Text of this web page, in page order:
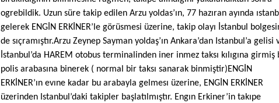
ogrebildik. Uzun süre takip edilen Arzu yoldas’ın, 77 hazıran ayında
gelerek ENGİN ERKİNER’le görüsmesi üzerine, takip olayı İstanbul
de sıçramıştır.Arzu Zeynep Sayman yoldaş’ın Ankara’dan Istanbul’a gelisi
İstanbul’da HAREM otobus terminalinden iner inmez taksı kılıgına girmiş
polis arabasına binerek ( normal bir taksı sanarak binmiştir)ENGİN
ERKİNER’ın evıne kadar bu arabayla gelmesı üzerine, ENGİN ERKİNER
üzerinden Istanbul’daki takipler başlatılmıştır. Engın Erkiner’in takıpe